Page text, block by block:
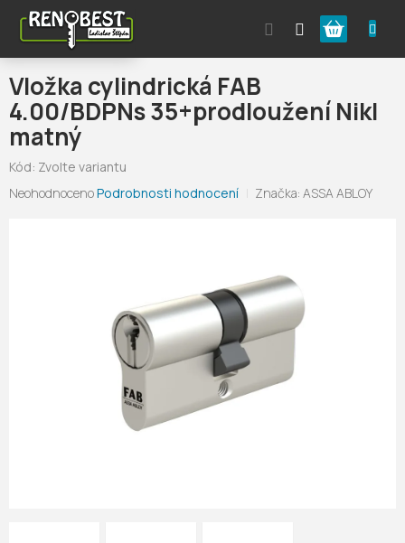
obsah
Nákupní
košík
Vložka cylindrická FAB
4.00/BDPNs 35+prodloužení Nikl
matný
Kód: Zvolte variantu
Průměrné
NeohodnocenoPodrobnosti hodnocení Značka:ASSA ABLOY